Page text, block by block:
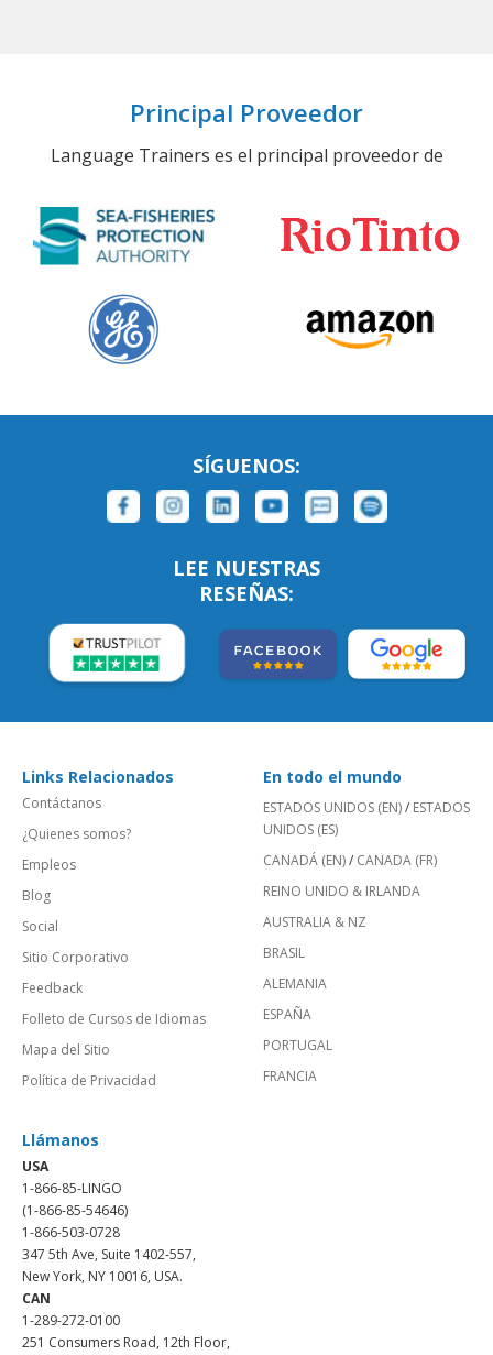
Principal Proveedor
Language Trainers es el principal proveedor de
SÍGUENOS:
LEE NUESTRAS
RESEÑAS:
Links Relacionados
Contáctanos
¿Quienes somos?
Empleos
Blog
Social
Sitio Corporativo
Feedback
Folleto de Cursos de Idiomas
Mapa del Sitio
Política de Privacidad
En todo el mundo
ESTADOS UNIDOS (EN)/ ESTADOS
UNIDOS (ES)
CANADÁ (EN)/ CANADA (FR)
REINO UNIDO & IRLANDA
AUSTRALIA & NZ
BRASIL
ALEMANIA
ESPAÑA
PORTUGAL
FRANCIA
Llámanos
USA
1-866-85-LINGO
(1-866-85-54646)
1-866-503-0728
347 5th Ave, Suite 1402-557,
New York, NY 10016, USA.
CAN
1-289-272-0100
251 Consumers Road, 12th Floor,